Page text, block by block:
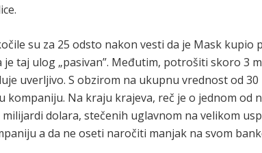
su za 25 odsto nakon vesti da je Mask
je taj ulog „pasivan”. Međutim, potrošiti skoro 3
uverljivo. S obzirom na ukupnu vrednost od
kompaniju. Na kraju krajeva, reč je o jednom od
dolara, stečenih uglavnom na velikom
a da ne oseti naročiti manjak na svom